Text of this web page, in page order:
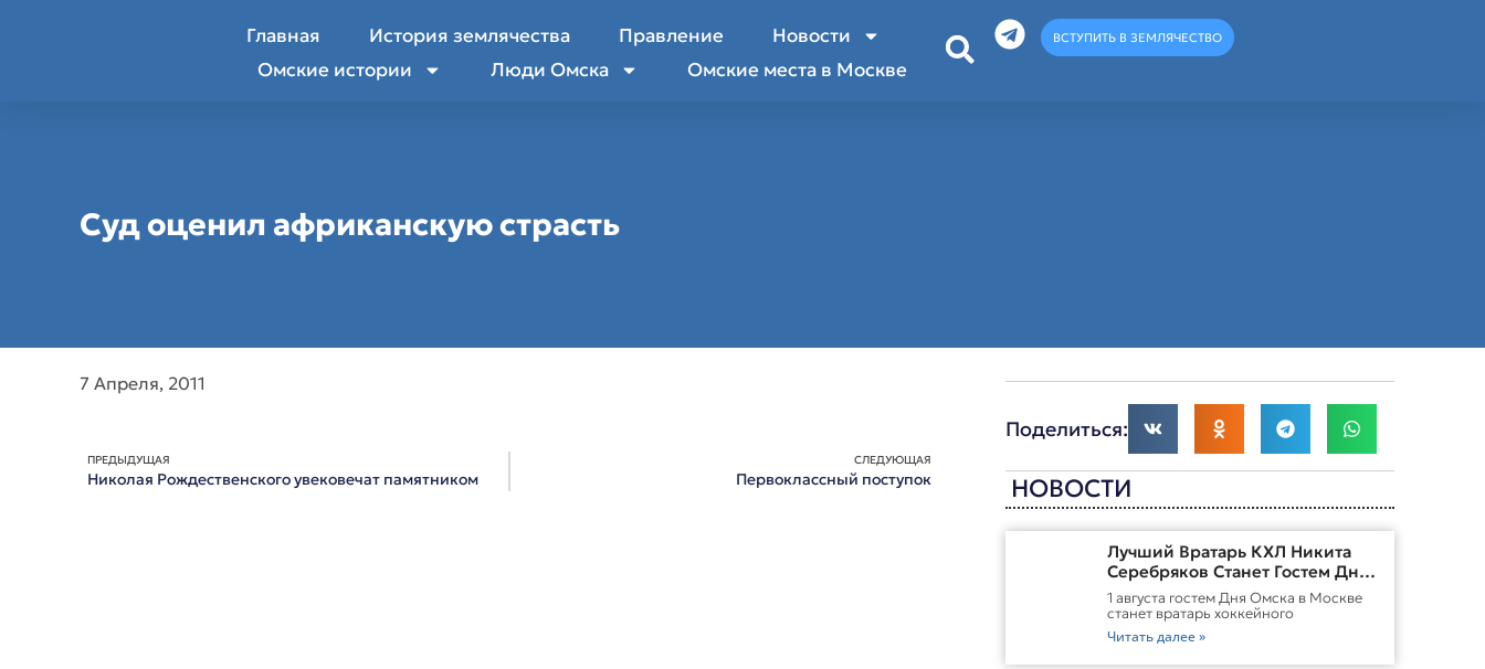
Главная История землячества Правление
Новости
Омские истории
Люди Омска Омские места в Москве
ВСТУПИТЬ В ЗЕМЛЯЧЕСТВО
Суд оценил африканскую страсть
7 Апреля, 2011
ПРЕДЫДУЩАЯ
Николая Рождественского увековечат памятником
СЛЕДУЮЩАЯ
Первоклассный поступок
Поделиться:
НОВОСТИ
Лучший Вратарь КХЛ Никита
Серебряков Станет Гостем Дня
Омска В Москве
1 августа гостем Дня Омска в Москве
станет вратарь хоккейного
Читать далее »